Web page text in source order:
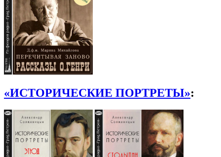
«ИСТОРИЧЕСКИЕ ПОРТРЕТЫ»: